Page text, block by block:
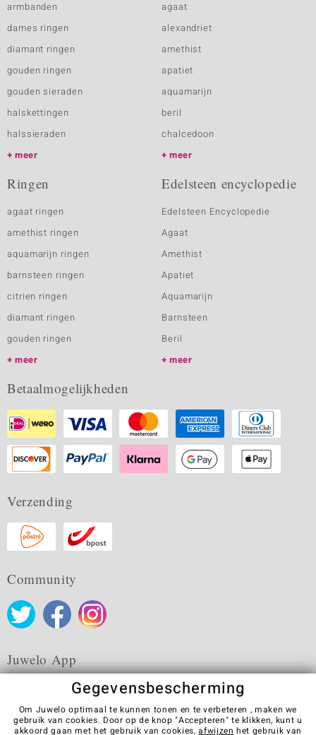
armbanden
dames ringen
diamant ringen
gouden ringen
gouden sieraden
halskettingen
halssieraden
meer
agaat
alexandriet
amethist
apatiet
aquamarijn
beril
chalcedoon
meer
Ringen
agaat ringen
amethist ringen
aquamarijn ringen
barnsteen ringen
citrien ringen
diamant ringen
gouden ringen
meer
Edelsteen encyclopedie
Edelsteen Encyclopedie
Agaat
Amethist
Apatiet
Aquamarijn
Barnsteen
Beril
meer
Betaalmogelijkheden
Verzending
Community
Juwelo App
Gegevensbescherming
Om Juwelo optimaal te kunnen tonen en te verbeteren , maken we
gebruik van cookies. Door op de knop "Accepteren" te klikken, kunt u
akkoord gaan met het gebruik van cookies,afwijzen het gebruik van